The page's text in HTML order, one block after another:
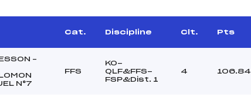
Cat. Discipline Clt. Pts
–
N°7
FFS
KO-
QLF&FFS-
FSP&Dist. 1
4 106.84